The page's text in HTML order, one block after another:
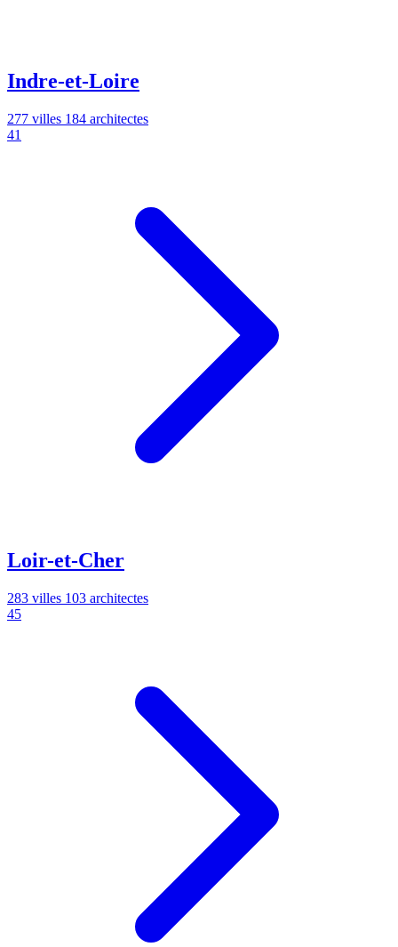
Indre-et-Loire
277 villes 184 architectes
41
Loir-et-Cher
283 villes 103 architectes
45